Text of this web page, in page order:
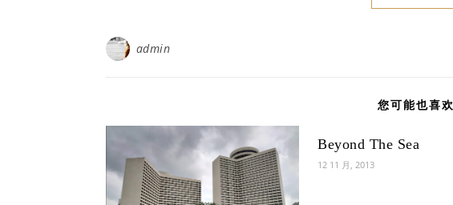
admin
您可能也喜欢
Beyond The Sea
12 11 月, 2013